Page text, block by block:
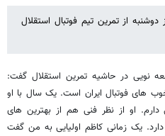
از تمرین تیم فوتبال استقلال
نویی در حاشیه تمرین استقلال گفت:
های فوتبال ایران است. یک سال با او
او از نظر فنی هم از بهترین های
یک زمانی کاظم اولیایی به من گفت